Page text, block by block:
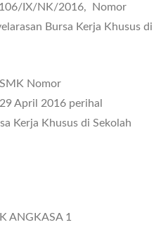
IX/NK/2016, Nomor
Bursa Kerja Khusus di
Nomor
April 2016 perihal
Kerja Khusus di Sekolah
ANGKASA 1